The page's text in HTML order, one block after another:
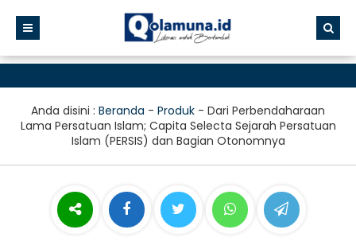
Anda disini : Beranda - Produk - Dari Perbendaharaan
Lama Persatuan Islam; Capita Selecta Sejarah Persatuan
Islam (PERSIS) dan Bagian Otonomnya